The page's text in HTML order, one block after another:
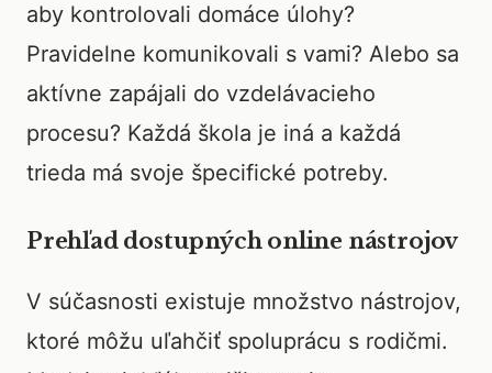
aby kontrolovali domáce úlohy?
Pravidelne komunikovali s vami? Alebo sa
aktívne zapájali do vzdelávacieho
procesu? Každá škola je iná a každá
trieda má svoje špecifické potreby.
Prehľad dostupných online nástrojov
V súčasnosti existuje množstvo nástrojov,
ktoré môžu uľahčiť spoluprácu s rodičmi.